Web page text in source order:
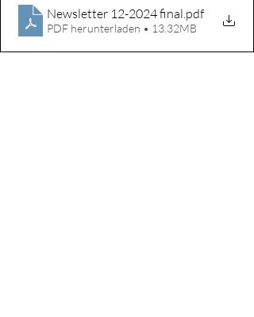
Newsletter 12-2024 final.pdf
PDF herunterladen • 13.32MB